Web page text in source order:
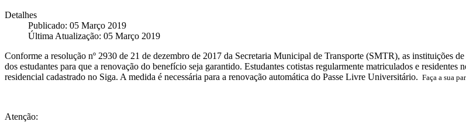
Detalhes
Publicado: 05 Março 2019
Última Atualização: 05 Março 2019
Conforme a resolução nº 2930 de 21 de dezembro de 2017 da Secretaria Municipal de Transporte (SMTR), as instituições
dos estudantes para que a renovação do benefício seja garantido. Estudantes cotistas regularmente matriculados e
residencial cadastrado no Siga. A medida é necessária para a renovação automática do Passe Livre Universitário. Faça a sua
Atenção: